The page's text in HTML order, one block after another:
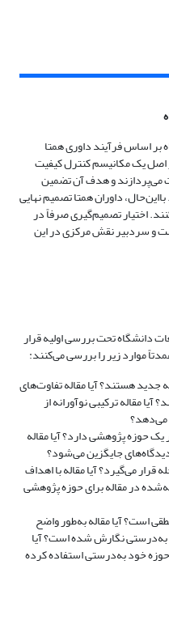
بر اساس فرآیند داوری همتا
اصل یک مکانیسم کنترل کیفیت
می‌پردازند و هدف آن تضمین
داوران همتا تصمیم نهایی
اختیار تصمیم‌گیری صرفاً در
و سردبیر نقش مرکزی در این
دانشگاه تحت بررسی اولیه قرار
موارد زیر را بررسی می‌کنند:
جدید هستند؟ آیا مقاله تفاوت‌های
مقاله ترکیبی نوآورانه از
می‌دهد؟
حوزه پژوهشی دارد؟ آیا مقاله
جایگزین می‌شود؟
قرار می‌گیرد؟ آیا مقاله با اهداف
در مقاله برای حوزه پژوهشی
است؟ آیا مقاله به‌طور واضح
به‌درستی نگارش شده است؟ آیا
خود به‌درستی استفاده کرده